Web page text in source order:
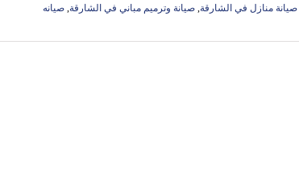
صيانة منازل في الشارقة, صيانة وترميم مباني في الشارقة, صيانه